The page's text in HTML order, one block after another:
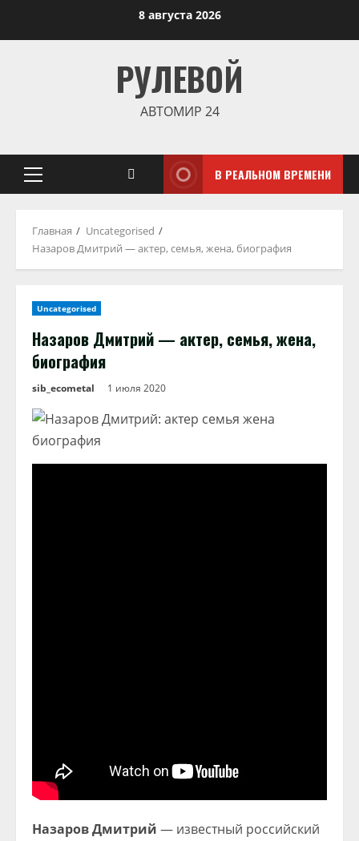
8 августа 2026
РУЛЕВОЙ
АВТОМИР 24
Основное
В РЕАЛЬНОМ ВРЕМЕНИ
Главная
Uncategorised
Назаров Дмитрий — актер, семья, жена, биография
Uncategorised
Назаров Дмитрий — актер, семья, жена,
биография
sib_ecometal 1 июля 2020
Назаров Дмитрий — известный российский